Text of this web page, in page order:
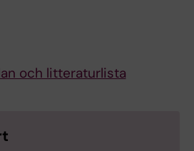
och litteraturlista